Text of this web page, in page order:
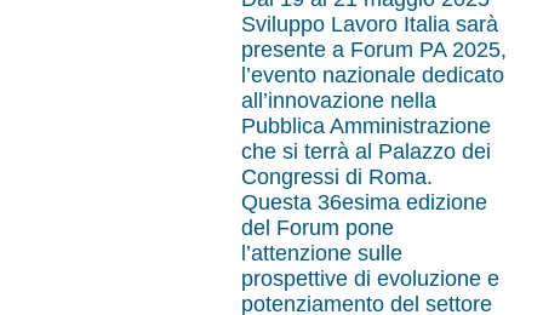
Sviluppo Lavoro Italia sarà
presente a Forum PA 2025,
l’evento nazionale dedicato
all’innovazione nella
Pubblica Amministrazione
che si terrà al Palazzo dei
Congressi di Roma.
Questa 36esima edizione
del Forum pone
l’attenzione sulle
prospettive di evoluzione e
potenziamento del settore